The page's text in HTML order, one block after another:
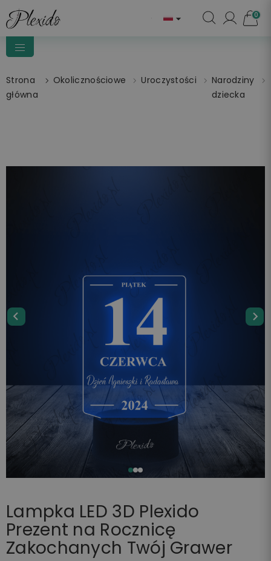
 0
Strona
główna
Okolicznościowe Uroczystości
Narodziny
dziecka
Lampka LED 3D Plexido
Prezent na Rocznicę
Zakochanych Twój Grawer